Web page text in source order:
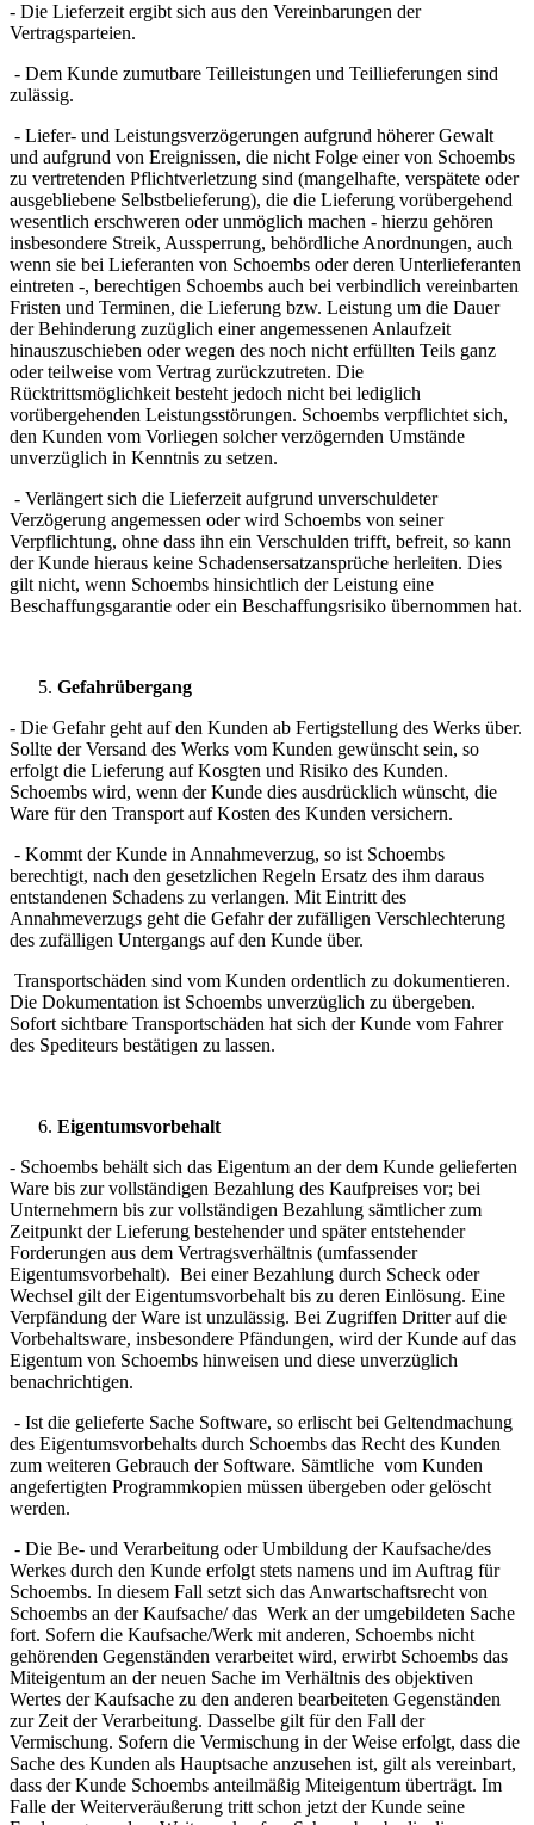
- Die Lieferzeit ergibt sich aus den Vereinbarungen der
Vertragsparteien.
- Dem Kunde zumutbare Teilleistungen und Teillieferungen sind
zulässig.
- Liefer- und Leistungsverzögerungen aufgrund höherer Gewalt
und aufgrund von Ereignissen, die nicht Folge einer von Schoembs
zu vertretenden Pflichtverletzung sind (mangelhafte, verspätete oder
ausgebliebene Selbstbelieferung), die die Lieferung vorübergehend
wesentlich erschweren oder unmöglich machen - hierzu gehören
insbesondere Streik, Aussperrung, behördliche Anordnungen, auch
wenn sie bei Lieferanten von Schoembs oder deren Unterlieferanten
eintreten -, berechtigen Schoembs auch bei verbindlich vereinbarten
Fristen und Terminen, die Lieferung bzw. Leistung um die Dauer
der Behinderung zuzüglich einer angemessenen Anlaufzeit
hinauszuschieben oder wegen des noch nicht erfüllten Teils ganz
oder teilweise vom Vertrag zurückzutreten. Die
Rücktrittsmöglichkeit besteht jedoch nicht bei lediglich
vorübergehenden Leistungsstörungen. Schoembs verpflichtet sich,
den Kunden vom Vorliegen solcher verzögernden Umstände
unverzüglich in Kenntnis zu setzen.
- Verlängert sich die Lieferzeit aufgrund unverschuldeter
Verzögerung angemessen oder wird Schoembs von seiner
Verpflichtung, ohne dass ihn ein Verschulden trifft, befreit, so kann
der Kunde hieraus keine Schadensersatzansprüche herleiten. Dies
gilt nicht, wenn Schoembs hinsichtlich der Leistung eine
Beschaffungsgarantie oder ein Beschaffungsrisiko übernommen hat.
Gefahrübergang
- Die Gefahr geht auf den Kunden ab Fertigstellung des Werks über.
Sollte der Versand des Werks vom Kunden gewünscht sein, so
erfolgt die Lieferung auf Kosgten und Risiko des Kunden.
Schoembs wird, wenn der Kunde dies ausdrücklich wünscht, die
Ware für den Transport auf Kosten des Kunden versichern.
- Kommt der Kunde in Annahmeverzug, so ist Schoembs
berechtigt, nach den gesetzlichen Regeln Ersatz des ihm daraus
entstandenen Schadens zu verlangen. Mit Eintritt des
Annahmeverzugs geht die Gefahr der zufälligen Verschlechterung
des zufälligen Untergangs auf den Kunde über.
Transportschäden sind vom Kunden ordentlich zu dokumentieren.
Die Dokumentation ist Schoembs unverzüglich zu übergeben.
Sofort sichtbare Transportschäden hat sich der Kunde vom Fahrer
des Spediteurs bestätigen zu lassen.
Eigentumsvorbehalt
- Schoembs behält sich das Eigentum an der dem Kunde gelieferten
Ware bis zur vollständigen Bezahlung des Kaufpreises vor; bei
Unternehmern bis zur vollständigen Bezahlung sämtlicher zum
Zeitpunkt der Lieferung bestehender und später entstehender
Forderungen aus dem Vertragsverhältnis (umfassender
Eigentumsvorbehalt). Bei einer Bezahlung durch Scheck oder
Wechsel gilt der Eigentumsvorbehalt bis zu deren Einlösung. Eine
Verpfändung der Ware ist unzulässig. Bei Zugriffen Dritter auf die
Vorbehaltsware, insbesondere Pfändungen, wird der Kunde auf das
Eigentum von Schoembs hinweisen und diese unverzüglich
benachrichtigen.
- Ist die gelieferte Sache Software, so erlischt bei Geltendmachung
des Eigentumsvorbehalts durch Schoembs das Recht des Kunden
zum weiteren Gebrauch der Software. Sämtliche vom Kunden
angefertigten Programmkopien müssen übergeben oder gelöscht
werden.
- Die Be- und Verarbeitung oder Umbildung der Kaufsache/des
Werkes durch den Kunde erfolgt stets namens und im Auftrag für
Schoembs. In diesem Fall setzt sich das Anwartschaftsrecht von
Schoembs an der Kaufsache/ das Werk an der umgebildeten Sache
fort. Sofern die Kaufsache/Werk mit anderen, Schoembs nicht
gehörenden Gegenständen verarbeitet wird, erwirbt Schoembs das
Miteigentum an der neuen Sache im Verhältnis des objektiven
Wertes der Kaufsache zu den anderen bearbeiteten Gegenständen
zur Zeit der Verarbeitung. Dasselbe gilt für den Fall der
Vermischung. Sofern die Vermischung in der Weise erfolgt, dass die
Sache des Kunden als Hauptsache anzusehen ist, gilt als vereinbart,
dass der Kunde Schoembs anteilmäßig Miteigentum überträgt. Im
Falle der Weiterveräußerung tritt schon jetzt der Kunde seine